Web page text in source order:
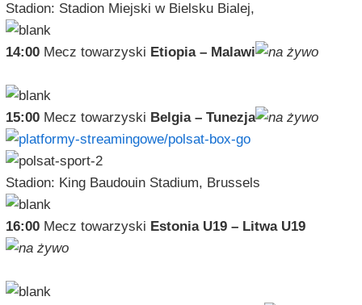
Stadion: Stadion Miejski w Bielsku Bialej,
14:00Mecz towarzyski Etiopia – Malawi
15:00Mecz towarzyski Belgia – Tunezja
Stadion: King Baudouin Stadium, Brussels
16:00Mecz towarzyski Estonia U19 – Litwa U19